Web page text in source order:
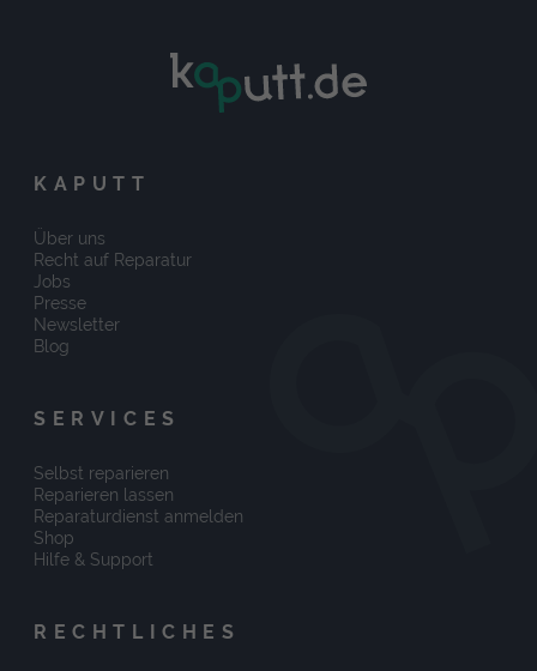
KAPUTT
Über uns
Recht auf Reparatur
Jobs
Presse
Newsletter
Blog
SERVICES
Selbst reparieren
Reparieren lassen
Reparaturdienst anmelden
Shop
Hilfe & Support
RECHTLICHES